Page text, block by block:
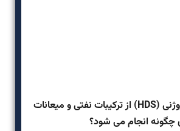
سولفورزدایی هیدروژنی (HDS) از ترکیبات نفتی و میعانات
چگونه انجام می شود؟